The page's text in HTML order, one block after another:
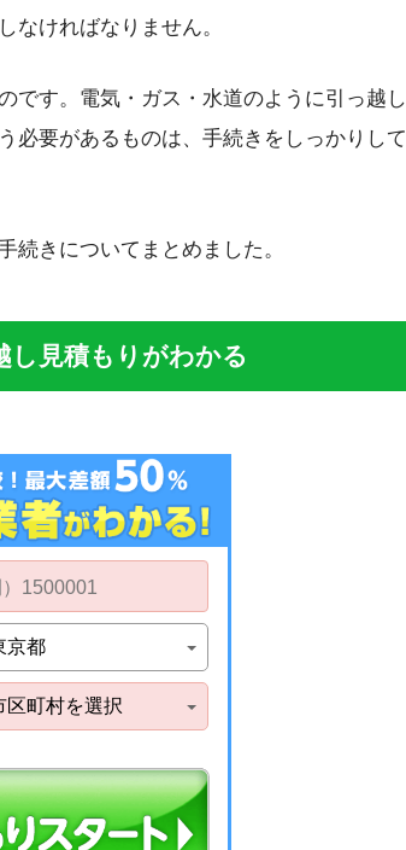
なければなりません。
です。電気・ガス・水道のように引っ越し
必要があるものは、手続きをしっかりして
続きについてまとめました。
し見積もりがわかる